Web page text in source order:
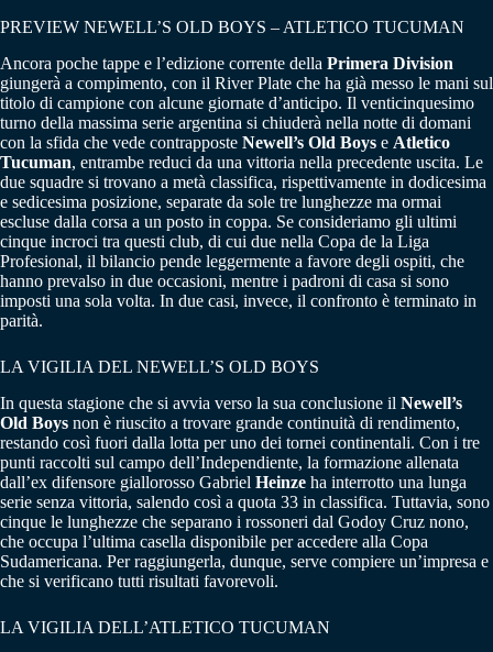
PREVIEW NEWELL’S OLD BOYS – ATLETICO TUCUMAN
Ancora poche tappe e l’edizione corrente della Primera Division
giungerà a compimento, con il River Plate che ha già messo le mani sul
titolo di campione con alcune giornate d’anticipo. Il venticinquesimo
turno della massima serie argentina si chiuderà nella notte di domani
con la sfida che vede contrapposte Newell’s Old Boys e Atletico
Tucuman, entrambe reduci da una vittoria nella precedente uscita. Le
due squadre si trovano a metà classifica, rispettivamente in dodicesima
e sedicesima posizione, separate da sole tre lunghezze ma ormai
escluse dalla corsa a un posto in coppa. Se consideriamo gli ultimi
cinque incroci tra questi club, di cui due nella Copa de la Liga
Profesional, il bilancio pende leggermente a favore degli ospiti, che
hanno prevalso in due occasioni, mentre i padroni di casa si sono
imposti una sola volta. In due casi, invece, il confronto è terminato in
parità.
LA VIGILIA DEL NEWELL’S OLD BOYS
In questa stagione che si avvia verso la sua conclusione il Newell’s
Old Boys non è riuscito a trovare grande continuità di rendimento,
restando così fuori dalla lotta per uno dei tornei continentali. Con i tre
punti raccolti sul campo dell’Independiente, la formazione allenata
dall’ex difensore giallorosso Gabriel Heinze ha interrotto una lunga
serie senza vittoria, salendo così a quota 33 in classifica. Tuttavia, sono
cinque le lunghezze che separano i rossoneri dal Godoy Cruz nono,
che occupa l’ultima casella disponibile per accedere alla Copa
Sudamericana. Per raggiungerla, dunque, serve compiere un’impresa e
che si verificano tutti risultati favorevoli.
LA VIGILIA DELL’ATLETICO TUCUMAN